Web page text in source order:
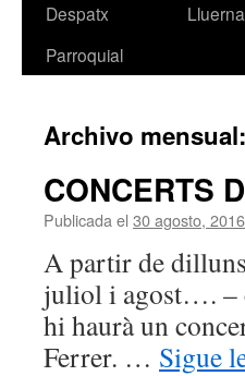
Despatx
Parroquial
Lluerna
Archivo mensual:
CONCERTS
Publicada el 30 agosto, 2016
A partir de
juliol i agost…. –
hi haurà un
Ferrer. … Sigue